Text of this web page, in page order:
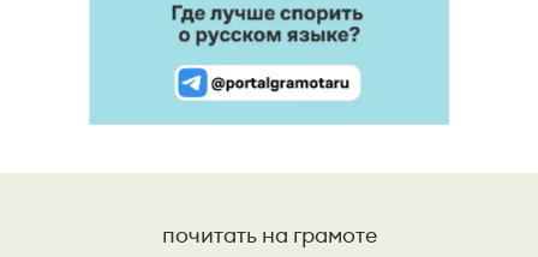
почитать на грамоте